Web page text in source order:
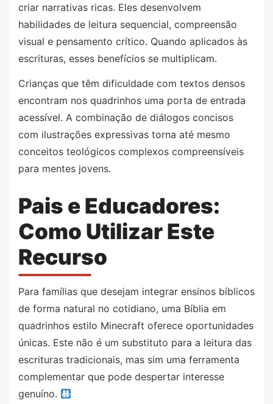
criar narrativas ricas. Eles desenvolvem
habilidades de leitura sequencial, compreensão
visual e pensamento crítico. Quando aplicados às
escrituras, esses benefícios se multiplicam.
Crianças que têm dificuldade com textos densos
encontram nos quadrinhos uma porta de entrada
acessível. A combinação de diálogos concisos
com ilustrações expressivas torna até mesmo
conceitos teológicos complexos compreensíveis
para mentes jovens.
Pais e Educadores:
Como Utilizar Este
Recurso
Para famílias que desejam integrar ensinos bíblicos
de forma natural no cotidiano, uma Bíblia em
quadrinhos estilo Minecraft oferece oportunidades
únicas. Este não é um substituto para a leitura das
escrituras tradicionais, mas sim uma ferramenta
complementar que pode despertar interesse
genuíno.